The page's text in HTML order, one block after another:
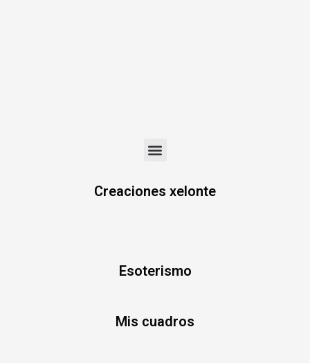
Menu
Creaciones xelonte
Esoterismo
Mis cuadros